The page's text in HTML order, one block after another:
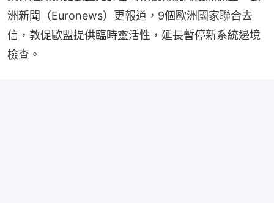
洲新聞（Euronews）更報道，9個歐洲國家聯合去
信，敦促歐盟提供臨時靈活性，延長暫停新系統邊境
檢查。